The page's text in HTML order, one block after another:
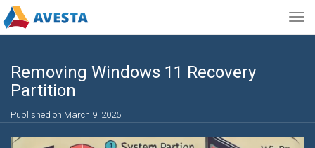
Removing Windows 11 Recovery
Partition
Published on March 9, 2025